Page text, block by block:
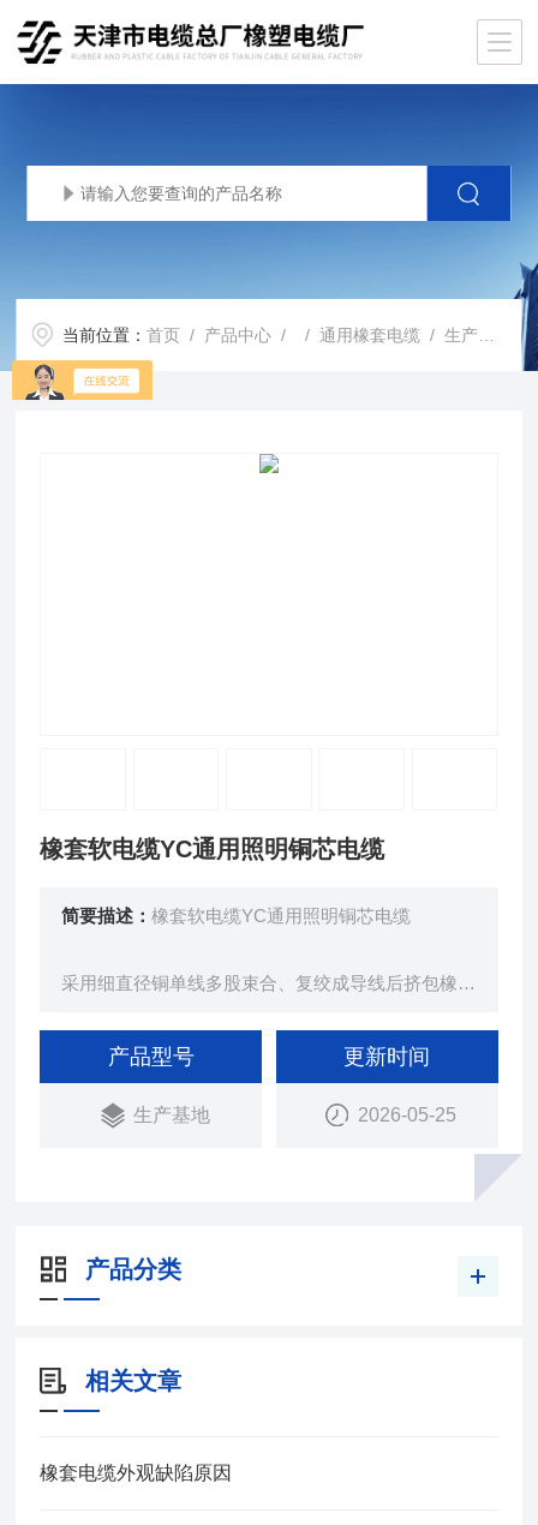
当前位置：首页 / 产品中心 / /通用橡套电缆 / 生产基地橡套软电缆YC通用照明铜芯电缆
橡套软电缆YC通用照明铜芯电缆
简要描述：橡套软电缆YC通用照明铜芯电缆
采用细直径铜单线多股束合、复绞成导线后挤包橡皮
产品型号
生产基地
更新时间
2026-05-25
产品分类
相关文章
橡套电缆外观缺陷原因